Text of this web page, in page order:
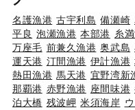
名護漁港 古宇利島 備瀬崎
平良 泡瀬漁港 本部港 糸
万座毛 前兼久漁港 奥武島
運天港 汀間漁港 伊計漁港
熱田漁港 馬天港 宜野湾新
那覇港 赤野漁港 座間味港
泊大橋 残波岬 米須海岸